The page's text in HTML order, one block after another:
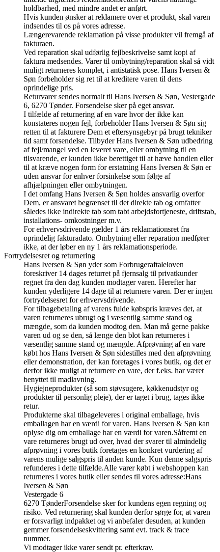
holdbarhed, med mindre andet er anført.
Hvis kunden ønsker at reklamere over et produkt, skal varen
indsendes til os på vores adresse.
Længerevarende reklamation på visse produkter vil fremgå af
fakturaen.
Ved reparation skal udførlig fejlbeskrivelse samt kopi af
faktura medsendes. Varer til ombytning/reparation skal så vidt
muligt returneres komplet, i antistatisk pose. Hans Iversen &
Søn forbeholder sig ret til at kreditere varen til dens
oprindelige pris.
Returvarer sendes normalt til Hans Iversen & Søn, Vestergade
6, 6270 Tønder. Forsendelse sker på eget ansvar.
I tilfælde af returnering af en vare hvor der ikke kan
konstateres nogen fejl, forbeholder Hans Iversen & Søn sig
retten til at fakturere Dem et eftersynsgebyr på brugt tekniker
tid samt forsendelse. Tilbyder Hans Iversen & Søn udbedring
af fejl/mangel ved en leveret vare, eller ombytning til en
tilsvarende, er kunden ikke berettiget til at hæve handlen eller
til at kræve nogen form for erstatning Hans Iversen & Søn er
uden ansvar for enhver forsinkelse som følge af
afhjælpningen eller ombytningen.
I det omfang Hans Iversen & Søn holdes ansvarlig overfor
Dem, er ansvaret begrænset til det direkte tab og omfatter
således ikke indirekte tab som tabt arbejdsfortjeneste, driftstab,
installations- omkostninger m.v.
For erhvervsdrivende gælder 1 års reklamationsret fra
oprindelig fakturadato. Ombytning eller reparation medfører
ikke, at der løber en ny 1 års reklamationsperiode.
Fortrydelsesret og returnering
Hans Iversen & Søn yder som Forbrugeraftaleloven
foreskriver 14 dages returret på fjernsalg til privatkunder
regnet fra den dag kunden modtager varen. Herefter har
kunden yderligere 14 dage til at returnere varen. Der er ingen
fortrydelsesret for erhvervsdrivende.
For tilbagebetaling af varens fulde købspris kræves det, at
varen returneres ubrugt og i væsentlig samme stand og
mængde, som da kunden modtog den. Man må gerne pakke
varen ud og se den, så længe den blot kan returneres i
væsentlig samme stand og mængde. Afprøvning af en vare
købt hos Hans Iversen & Søn sidestilles med den afprøvning
eller demonstration, der kan foretages i vores butik, og det er
derfor ikke muligt at returnere en vare, der f.eks. har været
benyttet til madlavning.
Hygiejneprodukter (så som støvsugere, køkkenudstyr og
produkter til personlig pleje), der er taget i brug, tages ikke
retur.
Produkterne skal tilbageleveres i original emballage, hvis
emballagen har en værdi for varen. Hans Iversen & Søn kan
oplyse dig om emballage har en værdi for varen.Såfremt en
vare returneres brugt ud over, hvad der svarer til almindelig
afprøvning i vores butik foretages en konkret vurdering af
varens mulige salgspris til anden kunde. Kun denne salgspris
refunderes i dette tilfælde.Alle varer købt i webshoppen kan
returneres i vores butik eller sendes til vores adresse:Hans
Iversen & Søn
Vestergade 6
6270 TønderForsendelse sker for kundens egen regning og
risiko. Ved returnering skal kunden derfor sørge for, at varen
er forsvarligt indpakket og vi anbefaler desuden, at kunden
gemmer forsendelseskvittering samt evt. track & trace
nummer.
Vi modtager ikke varer sendt pr. efterkrav.